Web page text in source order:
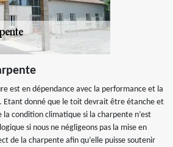
est en dépendance avec la performance et la
Etant donné que le toit devrait être étanche et
condition climatique si la charpente n’est
si nous ne négligeons pas la mise en
de la charpente afin qu’elle puisse soutenir